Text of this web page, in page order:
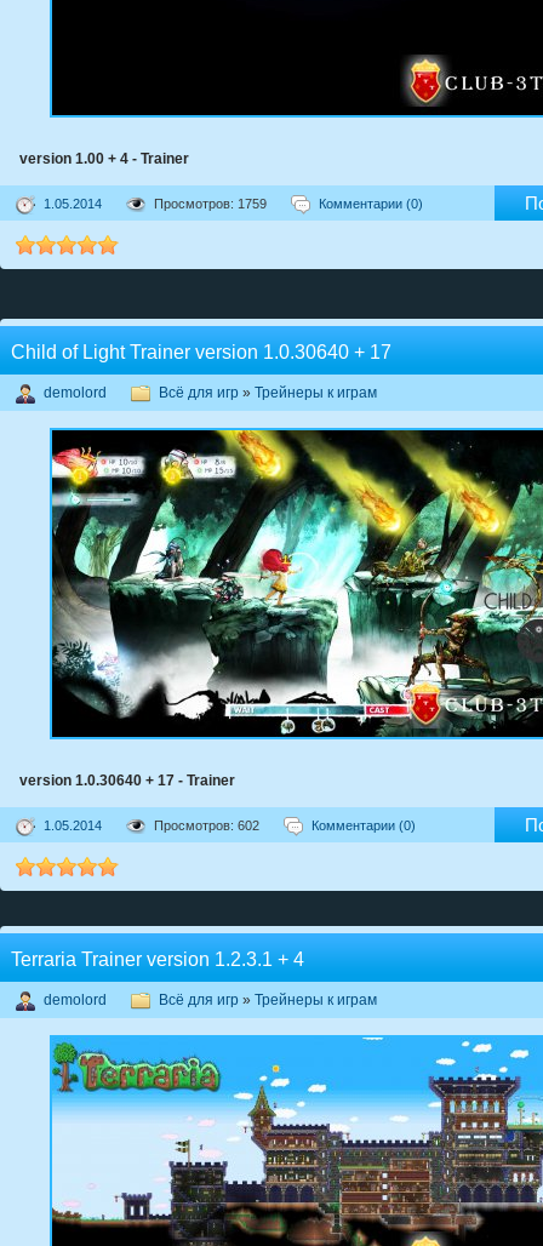
version 1.00 + 4 - Trainer
1.05.2014 Просмотров: 1759 Комментарии (0)
Child of Light Trainer version 1.0.30640 + 17
demolord Всё для игр » Трейнеры к играм
version 1.0.30640 + 17 - Trainer
1.05.2014 Просмотров: 602 Комментарии (0)
Terraria Trainer version 1.2.3.1 + 4
demolord Всё для игр » Трейнеры к играм